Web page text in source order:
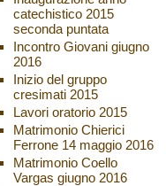
catechistico 2015
seconda puntata
Incontro Giovani giugno
2016
Inizio del gruppo
cresimati 2015
Lavori oratorio 2015
Matrimonio Chierici
Ferrone 14 maggio 2016
Matrimonio Coello
Vargas giugno 2016